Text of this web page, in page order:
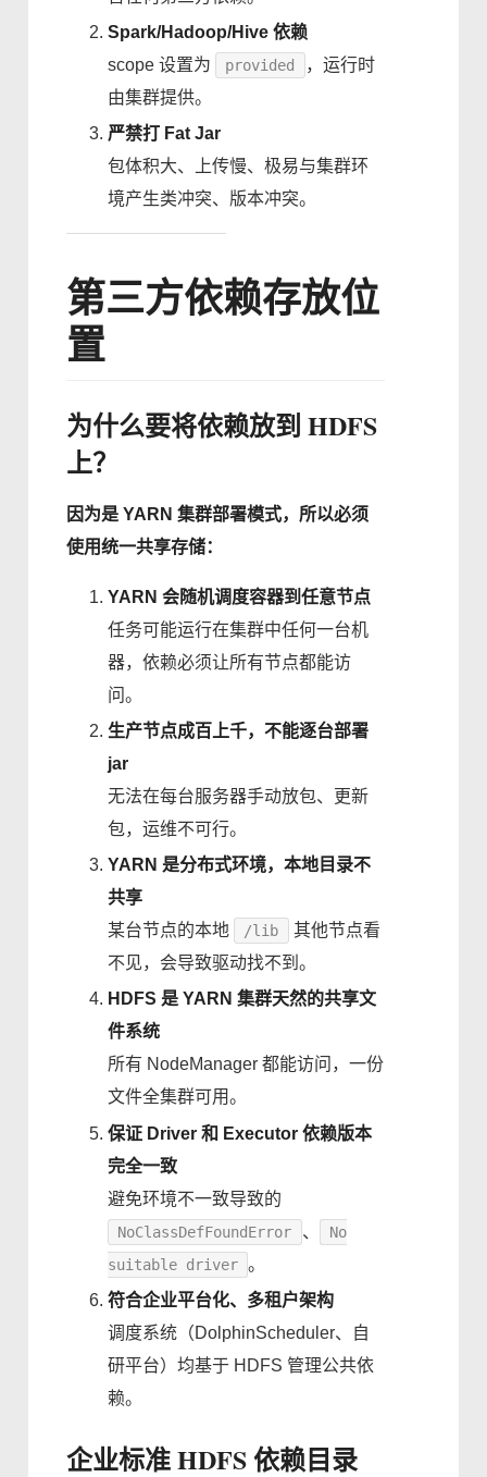
Spark/Hadoop/Hive 依赖
scope 设置为
provided
，运行时
由集群提供。
严禁打 Fat Jar
包体积大、上传慢、极易与集群环
境产生类冲突、版本冲突。
第三方依赖存放位
置
为什么要将依赖放到 HDFS
上？
因为是 YARN 集群部署模式，所以必须
使用统一共享存储：
YARN 会随机调度容器到任意节点
任务可能运行在集群中任何一台机
器，依赖必须让所有节点都能访
问。
生产节点成百上千，不能逐台部署
jar
无法在每台服务器手动放包、更新
包，运维不可行。
YARN 是分布式环境，本地目录不
共享
某台节点的本地
/lib
其他节点看
不见，会导致驱动找不到。
HDFS 是 YARN 集群天然的共享文
件系统
所有 NodeManager 都能访问，一份
文件全集群可用。
保证 Driver 和 Executor 依赖版本
完全一致
避免环境不一致导致的
NoClassDefFoundError 、
No
suitable driver 。
符合企业平台化、多租户架构
调度系统（DolphinScheduler、自
研平台）均基于 HDFS 管理公共依
赖。
企业标准 HDFS 依赖目录